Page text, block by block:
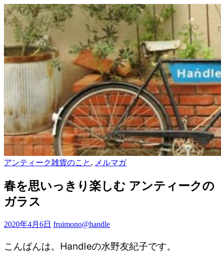
アンティーク雑貨のこと , メルマガ
春を思いっきり楽しむ アンティークの
ガラス
2020年4月6日 fruimono@handle
こんばんは。Handleの水野友紀子です。